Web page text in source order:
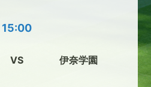
15:00
VS 伊奈学園